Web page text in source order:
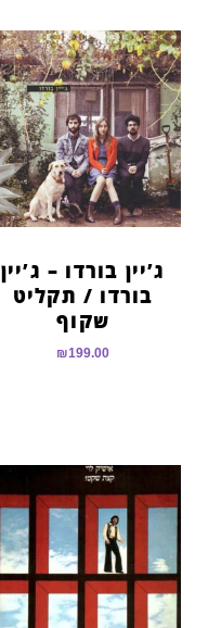
ג’יין בורדו – ג’יין
בורדו / תקליט
שקוף
₪199.00